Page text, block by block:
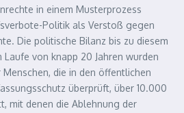
in einem Musterprozess
Politik als Verstoß gegen
Die politische Bilanz bis zu diesem
von knapp 20 Jahren wurden
die in den öffentlichen
überprüft, über 10.000
mit denen die Ablehnung der